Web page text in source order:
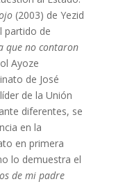
(2003) de Yezid
partido de
que no contaron
Ayoze
de José
de la Unión
diferentes, se
en la
en primera
lo demuestra el
de mi padre